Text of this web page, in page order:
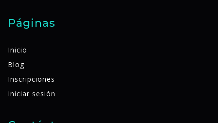
Páginas
Inicio
Blog
Inscripciones
Iniciar sesión